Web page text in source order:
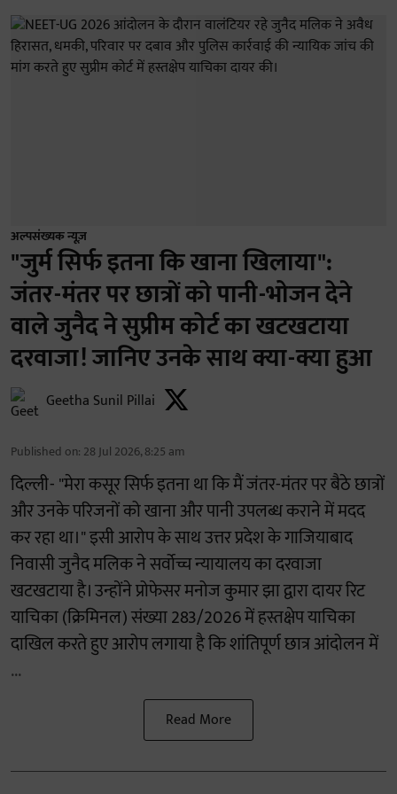
अल्पसंख्यक न्यूज़
"जुर्म सिर्फ इतना कि खाना खिलाया":
जंतर-मंतर पर छात्रों को पानी-भोजन देने
वाले जुनैद ने सुप्रीम कोर्ट का खटखटाया
दरवाजा! जानिए उनके साथ क्या-क्या हुआ
Geetha Sunil Pillai
Published on: 28 Jul 2026, 8:25 am
दिल्ली- "मेरा कसूर सिर्फ इतना था कि मैं जंतर-मंतर पर बैठे छात्रों
और उनके परिजनों को खाना और पानी उपलब्ध कराने में मदद
कर रहा था।" इसी आरोप के साथ उत्तर प्रदेश के गाजियाबाद
निवासी जुनैद मलिक ने सर्वोच्च न्यायालय का दरवाजा
खटखटाया है। उन्होंने प्रोफेसर मनोज कुमार झा द्वारा दायर रिट
याचिका (क्रिमिनल) संख्या 283/2026 में हस्तक्षेप याचिका
दाखिल करते हुए आरोप लगाया है कि शांतिपूर्ण छात्र आंदोलन में
...
Read More